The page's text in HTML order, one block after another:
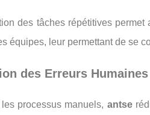
des tâches répétitives
équipes, leur permettant de se
des Erreurs Humaines
processus manuels, antse